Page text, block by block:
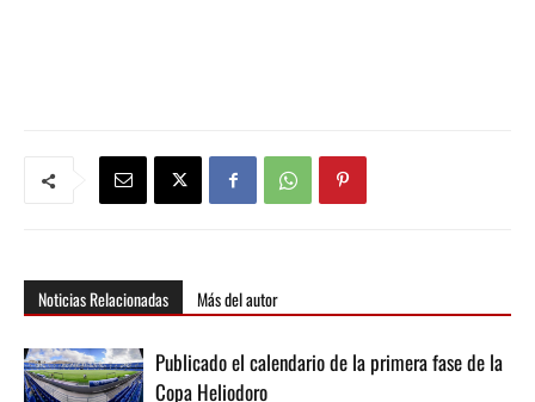
Noticias Relacionadas Más del autor
Publicado el calendario de la primera fase de la
Copa Heliodoro